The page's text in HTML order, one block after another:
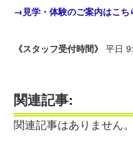
→見学・体験のご案内はこち
《スタッフ受付時間》 平日
関連記事:
関連記事はありません。